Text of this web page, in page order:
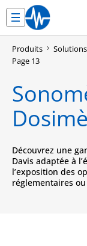
contenu
Produits
Page 13
Découvrez une
Davis adaptée à
l’exposition des
réglementaires